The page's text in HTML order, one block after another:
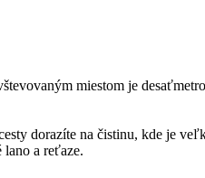
miestom je
dorazíte na čistinu, kde je
a reťaze.